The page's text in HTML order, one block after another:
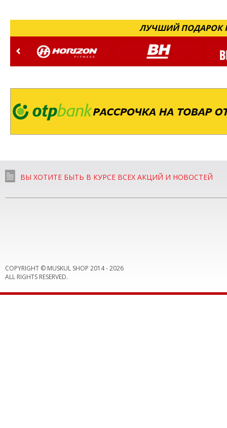
ЛУЧШИЙ ПОДАРОК
ВЫ ХОТИТЕ БЫТЬ В КУРСЕ ВСЕХ АКЦИЙ И НОВОСТЕЙ
COPYRIGHT © MUSKUL SHOP 2014 -2026
ALL RIGHTS RESERVED.